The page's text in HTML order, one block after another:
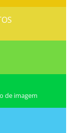
de imagem